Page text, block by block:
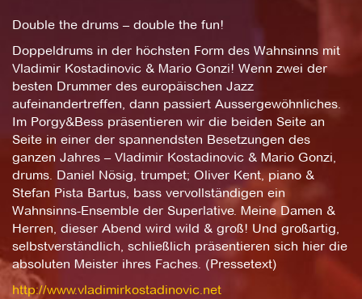
Double the drums – double the fun!
Doppeldrums in der höchsten Form des Wahnsinns mit
Vladimir Kostadinovic & Mario Gonzi! Wenn zwei der
besten Drummer des europäischen Jazz
aufeinandertreffen, dann passiert Aussergewöhnliches.
Im Porgy&Bess präsentieren wir die beiden Seite an
Seite in einer der spannendsten Besetzungen des
ganzen Jahres – Vladimir Kostadinovic & Mario Gonzi,
drums. Daniel Nösig, trumpet; Oliver Kent, piano &
Stefan Pista Bartus, bass vervollständigen ein
Wahnsinns-Ensemble der Superlative. Meine Damen &
Herren, dieser Abend wird wild & groß! Und großartig,
selbstverständlich, schließlich präsentieren sich hier die
absoluten Meister ihres Faches. (Pressetext)
http://www.vladimirkostadinovic.net